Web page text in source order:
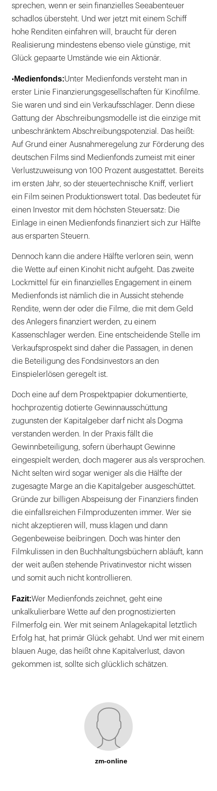
sprechen, wenn er sein finanzielles Seeabenteuer
schadlos übersteht. Und wer jetzt mit einem Schiff
hohe Renditen einfahren will, braucht für deren
Realisierung mindestens ebenso viele günstige, mit
Glück gepaarte Umstände wie ein Aktionär.
•Medienfonds:Unter Medienfonds versteht man in
erster Linie Finanzierungsgesellschaften für Kinofilme.
Sie waren und sind ein Verkaufsschlager. Denn diese
Gattung der Abschreibungsmodelle ist die einzige mit
unbeschränktem Abschreibungspotenzial. Das heißt:
Auf Grund einer Ausnahmeregelung zur Förderung des
deutschen Films sind Medienfonds zumeist mit einer
Verlustzuweisung von 100 Prozent ausgestattet. Bereits
im ersten Jahr, so der steuertechnische Kniff, verliert
ein Film seinen Produktionswert total. Das bedeutet für
einen Investor mit dem höchsten Steuersatz: Die
Einlage in einen Medienfonds finanziert sich zur Hälfte
aus ersparten Steuern.
Dennoch kann die andere Hälfte verloren sein, wenn
die Wette auf einen Kinohit nicht aufgeht. Das zweite
Lockmittel für ein finanzielles Engagement in einem
Medienfonds ist nämlich die in Aussicht stehende
Rendite, wenn der oder die Filme, die mit dem Geld
des Anlegers finanziert werden, zu einem
Kassenschlager werden. Eine entscheidende Stelle im
Verkaufsprospekt sind daher die Passagen, in denen
die Beteiligung des Fondsinvestors an den
Einspielerlösen geregelt ist.
Doch eine auf dem Prospektpapier dokumentierte,
hochprozentig dotierte Gewinnausschüttung
zugunsten der Kapitalgeber darf nicht als Dogma
verstanden werden. In der Praxis fällt die
Gewinnbeteiligung, sofern überhaupt Gewinne
eingespielt werden, doch magerer aus als versprochen.
Nicht selten wird sogar weniger als die Hälfte der
zugesagte Marge an die Kapitalgeber ausgeschüttet.
Gründe zur billigen Abspeisung der Finanziers finden
die einfallsreichen Filmproduzenten immer. Wer sie
nicht akzeptieren will, muss klagen und dann
Gegenbeweise beibringen. Doch was hinter den
Filmkulissen in den Buchhaltungsbüchern abläuft, kann
der weit außen stehende Privatinvestor nicht wissen
und somit auch nicht kontrollieren.
Fazit:Wer Medienfonds zeichnet, geht eine
unkalkulierbare Wette auf den prognostizierten
Filmerfolg ein. Wer mit seinem Anlagekapital letztlich
Erfolg hat, hat primär Glück gehabt. Und wer mit einem
blauen Auge, das heißt ohne Kapitalverlust, davon
gekommen ist, sollte sich glücklich schätzen.
zm-online